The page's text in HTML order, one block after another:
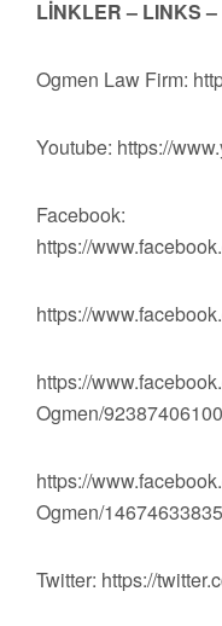
LİNKLER – LINKS
Ogmen Law Firm:
Youtube: https://
Facebook:
https://
https://
https://
Ogmen/
https://
Ogmen/
Twitter: https://